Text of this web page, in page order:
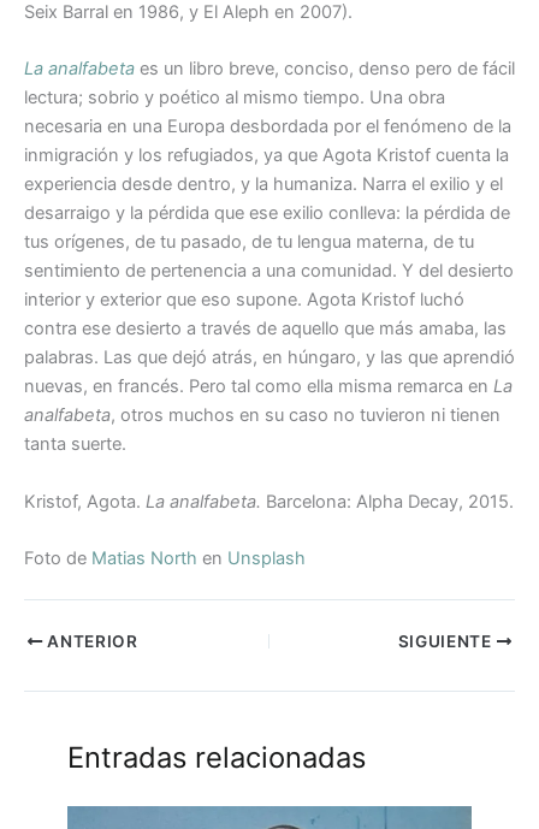
Seix Barral en 1986, y El Aleph en 2007).
La analfabeta es un libro breve, conciso, denso pero de fácil
lectura; sobrio y poético al mismo tiempo. Una obra
necesaria en una Europa desbordada por el fenómeno de la
inmigración y los refugiados, ya que Agota Kristof cuenta la
experiencia desde dentro, y la humaniza. Narra el exilio y el
desarraigo y la pérdida que ese exilio conlleva: la pérdida de
tus orígenes, de tu pasado, de tu lengua materna, de tu
sentimiento de pertenencia a una comunidad. Y del desierto
interior y exterior que eso supone. Agota Kristof luchó
contra ese desierto a través de aquello que más amaba, las
palabras. Las que dejó atrás, en húngaro, y las que aprendió
nuevas, en francés. Pero tal como ella misma remarca en La
analfabeta, otros muchos en su caso no tuvieron ni tienen
tanta suerte.
Kristof, Agota. La analfabeta. Barcelona: Alpha Decay, 2015.
Foto de Matias North en Unsplash
ANTERIOR SIGUIENTE
Entradas relacionadas